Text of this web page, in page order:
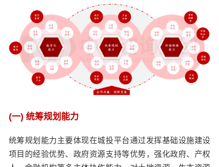
(一) 统筹规划能力
统筹规划能力主要体现在城投平台通过发挥基础设施建设
项目的经验优势、政府资源支持等优势，强化政府、产权